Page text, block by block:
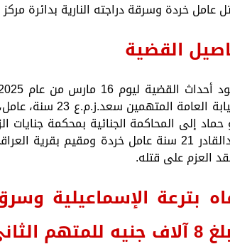
عامل خردة وسرقة دراجته النارية بدائرة
القضية
حماد إلى المحاكمة الجنائية بمحكمة
عبدالقادر 21 سنة عامل خردة ومقيم
العزم على قتله.
بترعة الإسماعيلية
للمتهم الثانى